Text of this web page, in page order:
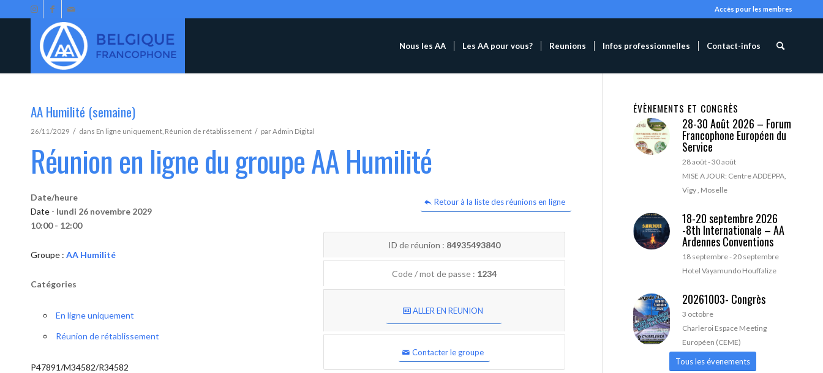
Accès pour les membres
Nous les AA Les AA pour vous? Reunions Infos professionnelles Contact-infos
AA Humilité (semaine)
26/11/2029 / dans En ligne uniquement Réunion de rétablissement / parAdmin Digital
Réunion en ligne du groupe AA Humilité
Retour à la liste des réunions en ligne
Date/heure
Date - lundi 26 novembre 2029
10:00 - 12:00
Groupe : AA Humilité
Catégories
En ligne uniquement
Réunion de rétablissement
P47891/M34582/R34582
ID de réunion : 84935493840
Code / mot de passe : 1234
ALLER EN REUNION
Contacter le groupe
ÉVÈNEMENTS ET CONGRÈS
28-30 Août 2026 – Forum
Francophone Européen du
Service
28 août-30 août
MISE A JOUR: Centre ADDEPPA,
Vigy , Moselle
18-20 septembre 2026
-8th Internationale – AA
Ardennes Conventions
18 septembre-20 septembre
Hotel Vayamundo Houffalize
20261003- Congrès
3 octobre
Charleroi Espace Meeting
Européen (CEME)
Tous les évenements